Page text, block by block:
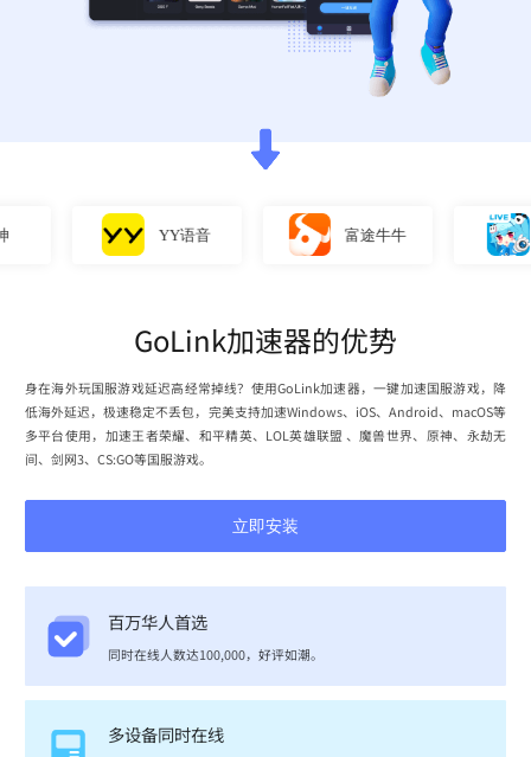
YY语音 富途牛牛 直
GoLink加速器的优势
身在海外玩国服游戏延迟高经常掉线？使用GoLink加速器，一键加速国服游戏，降
低海外延迟，极速稳定不丢包，完美支持加速Windows、iOS、Android、macOS等
多平台使用，加速王者荣耀、和平精英、LOL英雄联盟 、魔兽世界、原神、永劫无
间、剑网3、CS:GO等国服游戏。
立即安装
百万华人首选
同时在线人数达100,000，好评如潮。
多设备同时在线